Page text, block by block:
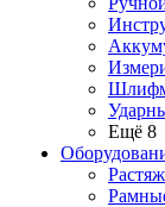
Ещё 8